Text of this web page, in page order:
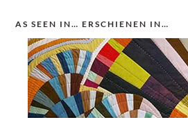
AS SEEN IN… ERSCHIENEN IN…